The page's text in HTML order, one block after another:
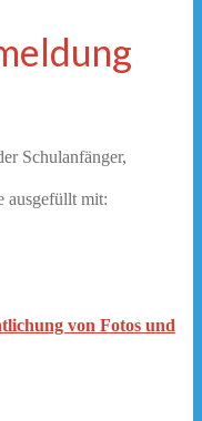
Schulanfänger,
ausgefüllt mit:
von Fotos und